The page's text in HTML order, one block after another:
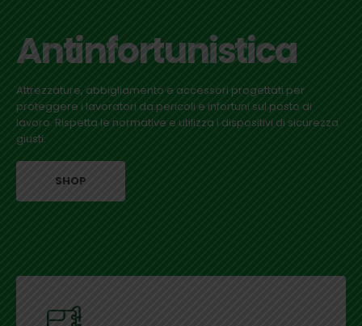
Antinfortunistica
Attrezzature, abbigliamento e accessori progettati per
proteggere i lavoratori da pericoli e infortuni sul posto di
lavoro. Rispetta le normative e utilizza i dispositivi di sicurezza
giusti.
SHOP